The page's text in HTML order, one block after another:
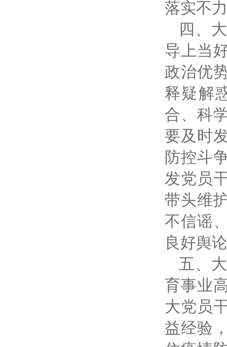
落实不
四、
导上当
政治优
释疑解
合、科
要及时
防控斗
发党员
带头维
不信谣
良好舆
五、
育事业
大党员
益经验